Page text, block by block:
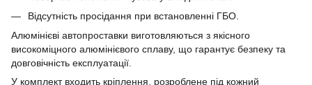
Відсутність просідання при встановленні ГБО.
Алюмінієві автопроставки виготовляються з якісного
високоміцного алюмінієвого сплаву, що гарантує безпеку та
довговічність експлуатації.
У комплект входить кріплення, розроблене під кожний